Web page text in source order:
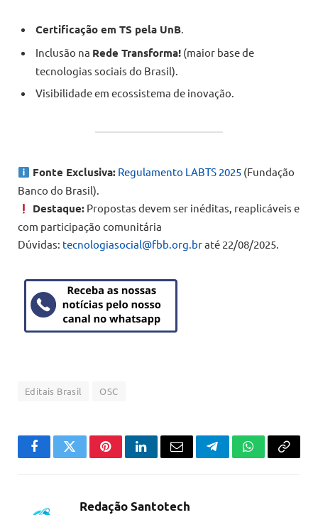
Certificação em TS pela UnB.
Inclusão na Rede Transforma! (maior base de
tecnologias sociais do Brasil).
Visibilidade em ecossistema de inovação.
Fonte Exclusiva: Regulamento LABTS 2025 (Fundação
Banco do Brasil).
Destaque: Propostas devem ser inéditas, reaplicáveis e
com participação comunitária
Dúvidas: tecnologiasocial@fbb.org.braté 22/08/2025.
Editais Brasil OSC
FacebookTwitterPinterestLinkedInEmail TelegramWhatsApp
Copiar
Redação Santotech